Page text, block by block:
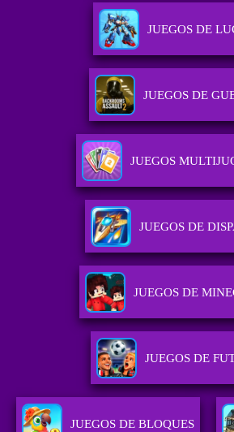
JUEGOS DE
JUEGOS DE
JUEGOS
JUEGOS DE
JUEGOS DE
JUEGOS DE
JUEGOS DE BLOQUES